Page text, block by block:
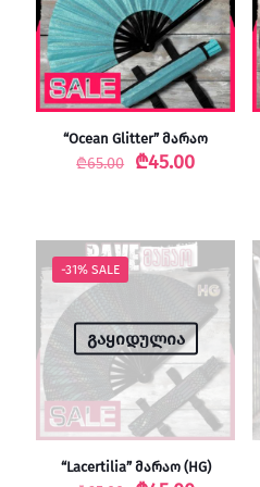
“Ocean Glitter” მარაო
₾65.00
Original
₾45.00Current
-31% SALE
გაყიდულია
“Lacertilia” მარაო (HG)